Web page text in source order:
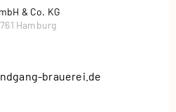
& Co. KG
Hamburg
brauerei.de